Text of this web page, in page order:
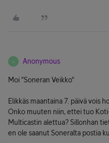
A Anonymous
Moi "Soneran Veikko"
Elikkäs maantaina 7. päivä vois
Onko muuten niin, ettei tuo
Multicastin alettua? Sillonhan
en ole saanut Soneralta postia